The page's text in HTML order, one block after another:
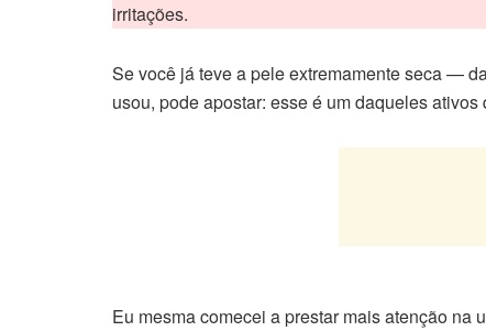
irritações.
Se você já teve a pele extremamente seca —
usou, pode apostar: esse é um daqueles
Eu mesma comecei a prestar mais atenção